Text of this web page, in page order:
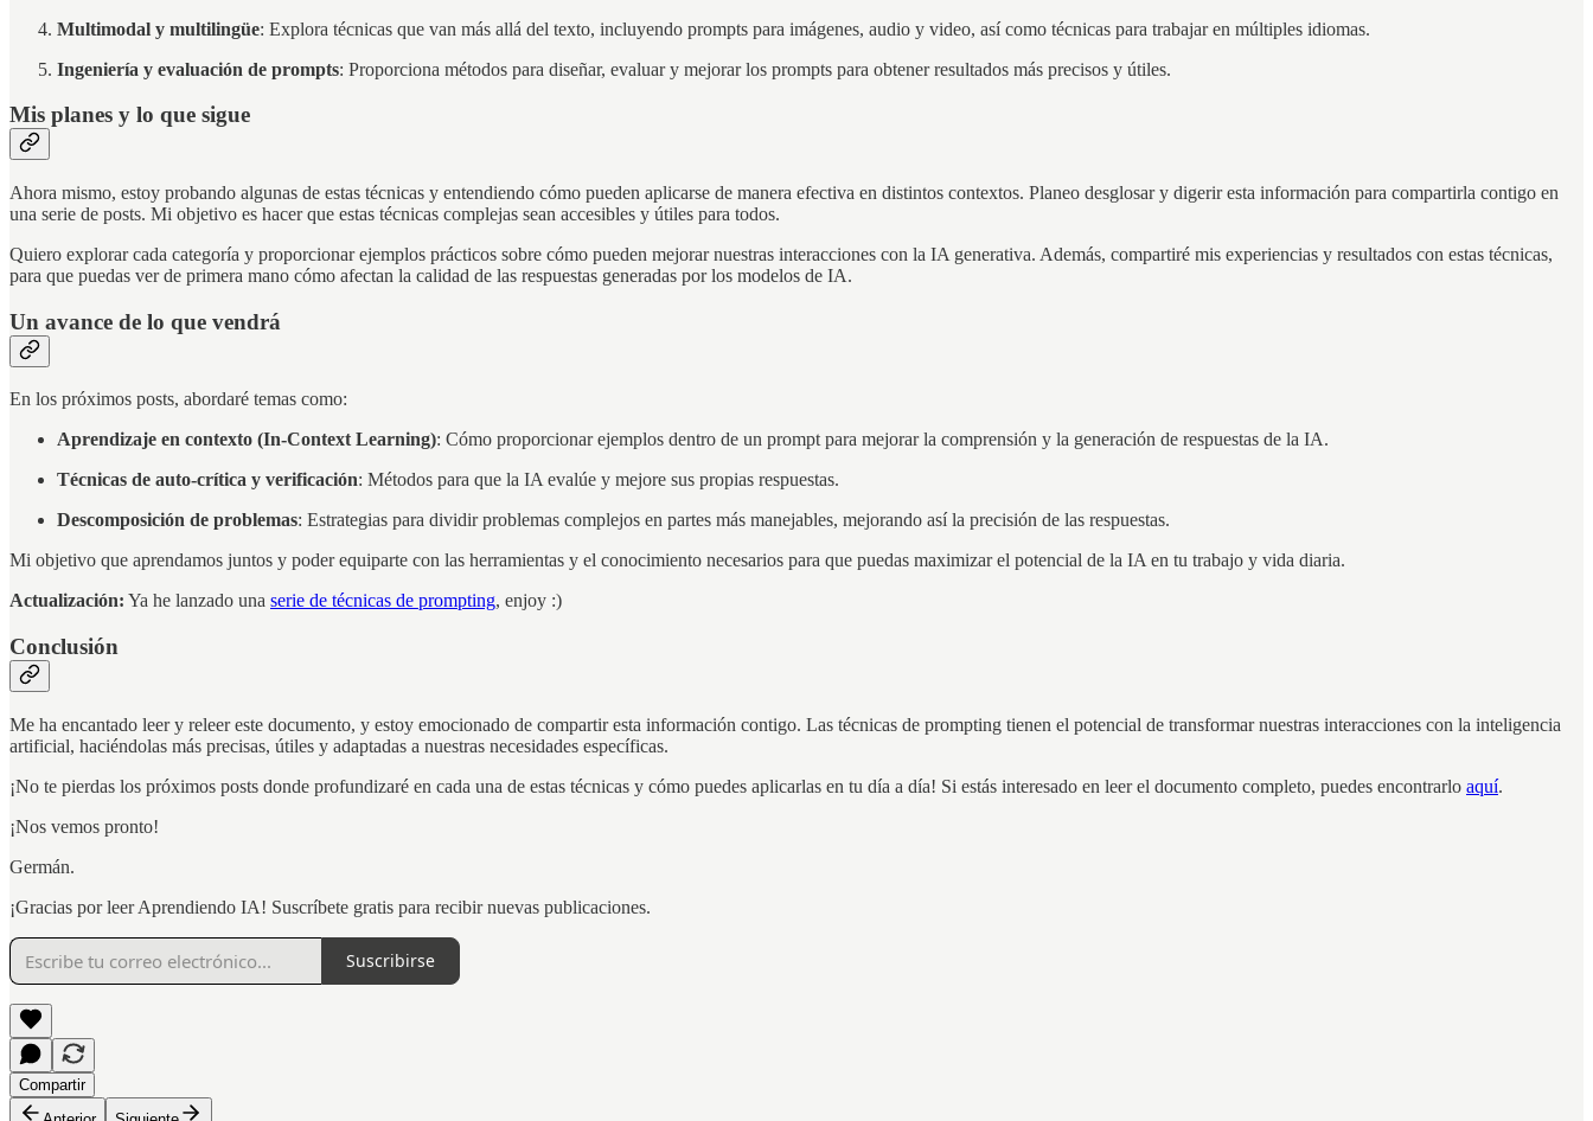
Multimodal y multilingüe: Explora técnicas que van más allá del texto, incluyendo prompts para imágenes, audio y video, así como técnicas para trabajar en múltiples idiomas.
Ingeniería y evaluación de prompts: Proporciona métodos para diseñar, evaluar y mejorar los prompts para obtener resultados más precisos y útiles.
Mis planes y lo que sigue
Ahora mismo, estoy probando algunas de estas técnicas y entendiendo cómo pueden aplicarse de manera efectiva en distintos contextos. Planeo desglosar y digerir esta información para compartirla contigo en
una serie de posts. Mi objetivo es hacer que estas técnicas complejas sean accesibles y útiles para todos.
Quiero explorar cada categoría y proporcionar ejemplos prácticos sobre cómo pueden mejorar nuestras interacciones con la IA generativa. Además, compartiré mis experiencias y resultados con estas técnicas,
para que puedas ver de primera mano cómo afectan la calidad de las respuestas generadas por los modelos de IA.
Un avance de lo que vendrá
En los próximos posts, abordaré temas como:
Aprendizaje en contexto (In-Context Learning): Cómo proporcionar ejemplos dentro de un prompt para mejorar la comprensión y la generación de respuestas de la IA.
Técnicas de auto-crítica y verificación: Métodos para que la IA evalúe y mejore sus propias respuestas.
Descomposición de problemas: Estrategias para dividir problemas complejos en partes más manejables, mejorando así la precisión de las respuestas.
Mi objetivo que aprendamos juntos y poder equiparte con las herramientas y el conocimiento necesarios para que puedas maximizar el potencial de la IA en tu trabajo y vida diaria.
Actualización: Ya he lanzado una serie de técnicas de prompting, enjoy :)
Conclusión
Me ha encantado leer y releer este documento, y estoy emocionado de compartir esta información contigo. Las técnicas de prompting tienen el potencial de transformar nuestras interacciones con la inteligencia
artificial, haciéndolas más precisas, útiles y adaptadas a nuestras necesidades específicas.
¡No te pierdas los próximos posts donde profundizaré en cada una de estas técnicas y cómo puedes aplicarlas en tu día a día! Si estás interesado en leer el documento completo, puedes encontrarlo aquí.
¡Nos vemos pronto!
Germán.
¡Gracias por leer Aprendiendo IA! Suscríbete gratis para recibir nuevas publicaciones.
Suscribirse
Compartir